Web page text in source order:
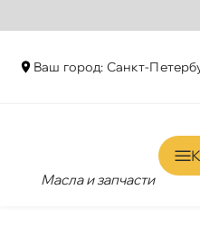
аш город: Санкт-
Масла и запчасти